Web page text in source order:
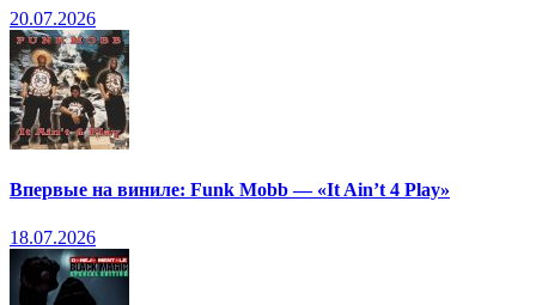
20.07.2026
Впервые на виниле: Funk Mobb — «It Ain’t 4 Play»
18.07.2026